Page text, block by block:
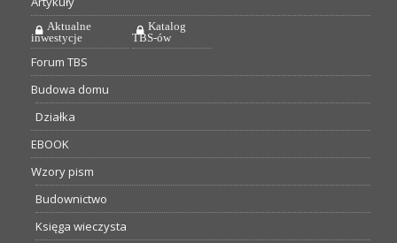
Aktualne
inwestycje
Katalog
TBS-ów
Forum TBS
Budowa domu
Działka
EBOOK
Wzory pism
Budownictwo
Księga wieczysta